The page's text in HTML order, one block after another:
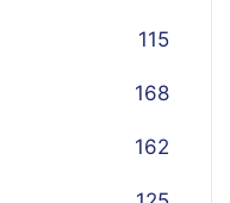
115
168
162